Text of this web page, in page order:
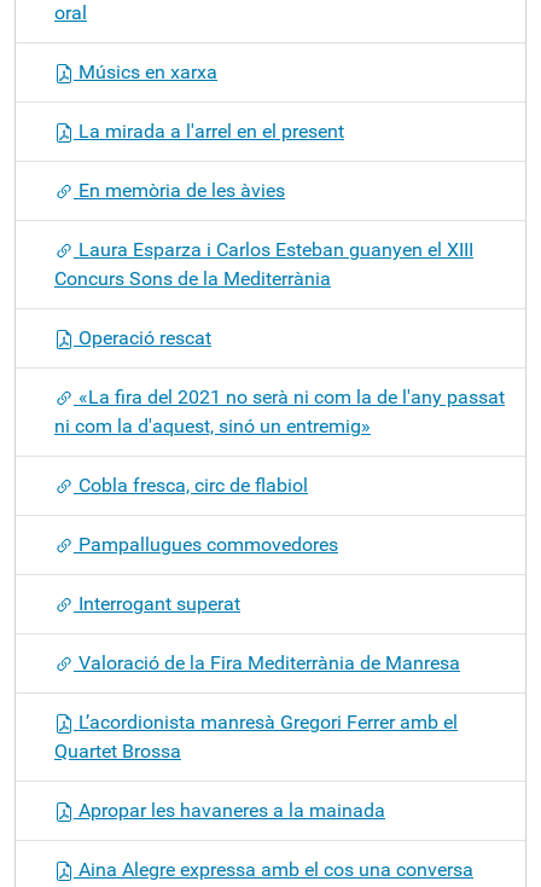
oral
Músics en xarxa
La mirada a l'arrel en el present
En memòria de les àvies
Laura Esparza i Carlos Esteban guanyen el XIII
Concurs Sons de la Mediterrània
Operació rescat
«La fira del 2021 no serà ni com la de l'any passat
ni com la d'aquest, sinó un entremig»
Cobla fresca, circ de flabiol
Pampallugues commovedores
Interrogant superat
Valoració de la Fira Mediterrània de Manresa
L’acordionista manresà Gregori Ferrer amb el
Quartet Brossa
Apropar les havaneres a la mainada
Aina Alegre expressa amb el cos una conversa